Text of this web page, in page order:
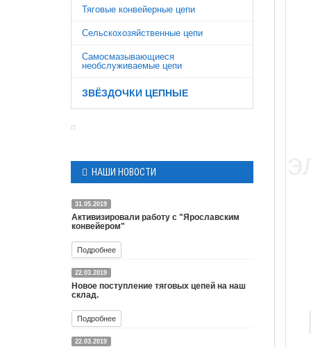
Тяговые конвейерные цепи
Сельскохозяйственные цепи
Cамосмазывающиеся
необслуживаемые цепи
ЗВЁЗДОЧКИ ЦЕПНЫЕ
НАШИ НОВОСТИ
31.05.2019
Активизировали работу с "Ярославским
конвейером"
Подробнее
Ярославский конвейер это
производитель широкой
номенклатуры конвейерного
оборудования такие как:
шнековые транспортёры в трубе ,
22.03.2019
Новое поступление тяговых цепей на наш
склад.
Подробнее
Новое поступление тяговых цепей на наш склад.
22.03.2019